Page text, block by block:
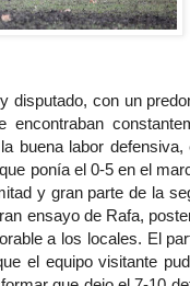
con un
buena labor
ponía el 0-5 en el
y gran parte de la
ensayo de Rafa,
a los locales. El
el equipo visitante